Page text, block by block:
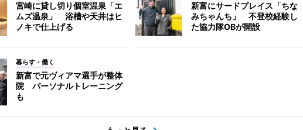
宮崎に貸し切り個室温泉「エ
ムズ温泉」 浴槽や天井はヒ
ノキで仕上げる
新富にサードプレイス「ちな
みちゃんち」 不登校経験し
た協力隊OBが開設
暮らす・働く
新富で元ヴィアマ選手が整体
院 パーソナルトレーニング
も